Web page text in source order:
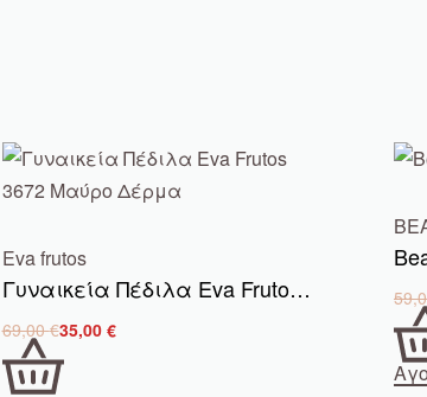
Eva frutos
Γυναικεία Πέδιλα Eva Frutos 3672 Μαύρο Δέρμα
69,00€35,00 €